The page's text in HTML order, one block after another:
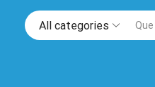
All categories